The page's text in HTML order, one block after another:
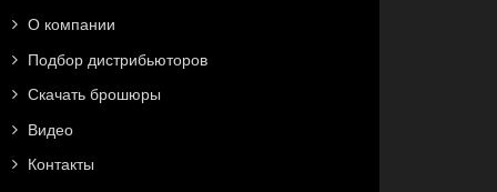
О компании
Подбор дистрибьюторов
Скачать брошюры
Видео
Контакты